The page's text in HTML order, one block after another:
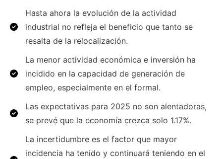
Hasta ahora la evolución de la actividad
industrial no refleja el beneficio que tanto se
resalta de la relocalización.
La menor actividad económica e inversión ha
incidido en la capacidad de generación de
empleo, especialmente en el formal.
Las expectativas para 2025 no son alentadoras,
se prevé que la economía crezca solo 1.17%.
La incertidumbre es el factor que mayor
incidencia ha tenido y continuará teniendo en el